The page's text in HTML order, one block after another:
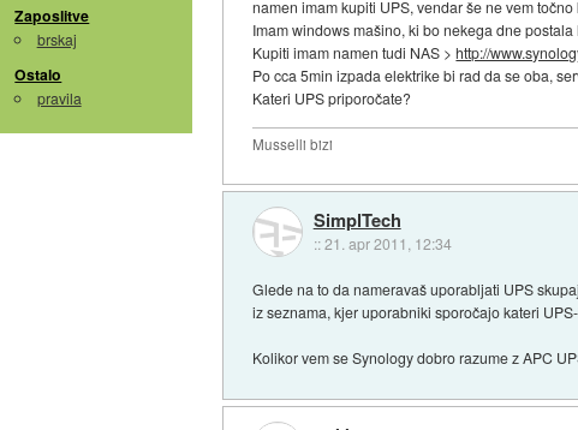
Zaposlitve
brskaj
Ostalo
pravila
namen imam kupiti UPS, vendar še ne vem
Imam windows mašino, ki bo nekega dne postala
Kupiti imam namen tudi NAS >http://
Po cca 5min izpada elektrike bi rad da se oba,
Kateri UPS priporočate?
Musselli bizi
SimplTech
::21. apr 2011, 12:34
Glede na to da nameravaš uporabljati UPS
iz seznama, kjer uporabniki sporočajo kateri
Kolikor vem se Synology dobro razume z APC